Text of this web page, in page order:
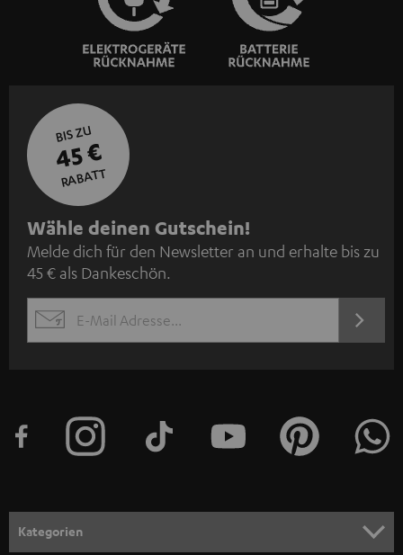
BIS ZU
45 €
RABATT
N
e
w
s
l
e
n
Wähle deinen Gutschein!
Melde dich für den Newsletter an und erhalte bis zu
45 € als Dankeschön.
EMAIL
JETZT
Kategorien